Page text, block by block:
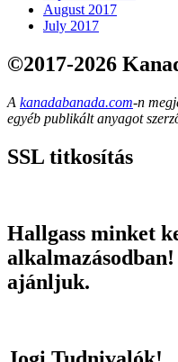
August 2017
July 2017
©2017-2026
A kanadabanada.com-n
egyéb publikált anyagot
SSL titkosítás
Hallgass minket
ajánljuk.